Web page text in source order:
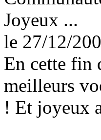
Joyeux ...
le 27/12/
En cette fin
meilleurs
! Et joyeux